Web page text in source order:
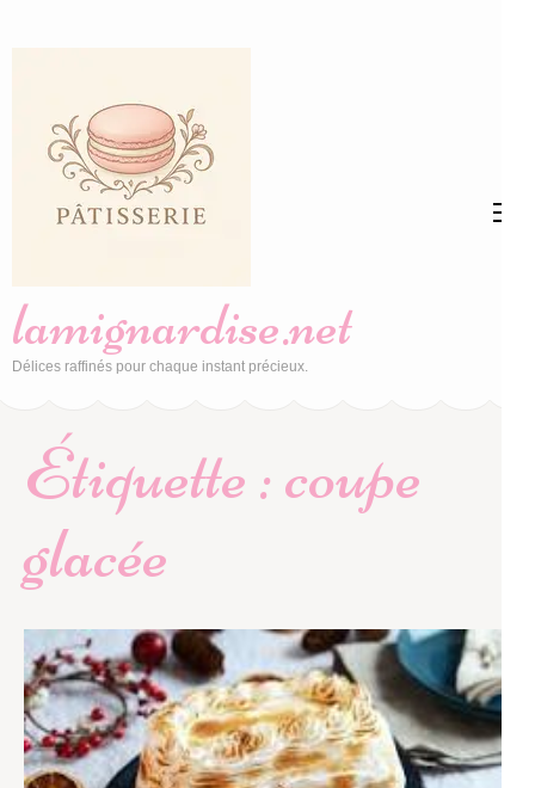
(Pressez
Entrée)
lamignardise.net
Délices raffinés pour chaque instant précieux.
Étiquette :coupe
glacée